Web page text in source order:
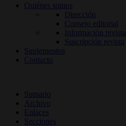
Quiénes somos
Dirección
Consejo editorial
Información revista
Suscripción revista
Suplementos
Contacto
Sumario
Archivo
Enlaces
Secciones